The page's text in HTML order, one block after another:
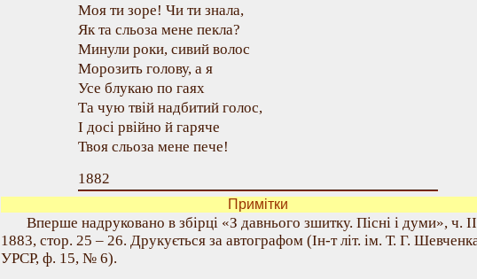
Моя ти зоре! Чи ти знала,
Як та сльоза мене пекла?
Минули роки, сивий волос
Морозить голову, а я
Усе блукаю по гаях
Та чую твій надбитий голос,
І досі рвійно й гаряче
Твоя сльоза мене пече!
1882
Примітки
Вперше надруковано в збірці «З давнього зшитку. Пісні і думи», ч.
1883, стор. 25 – 26. Друкується за автографом (Ін-т літ. ім. Т. Г.
УРСР, ф. 15, № 6).